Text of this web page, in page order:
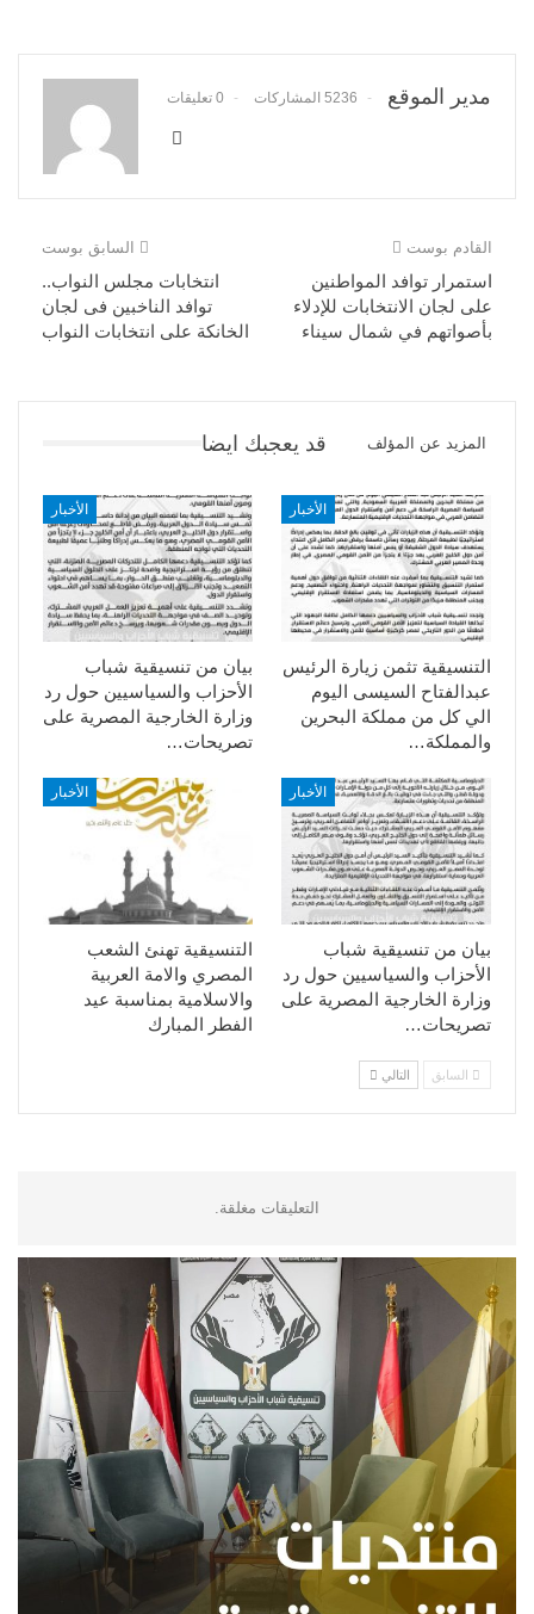
مدير الموقع 5236 المشاركات 0 تعليقات
السابق بوست
انتخابات مجلس النواب..
توافد الناخبين فى لجان
الخانكة على انتخابات النواب
القادم بوست
استمرار توافد المواطنين
على لجان الانتخابات للإدلاء
بأصواتهم في شمال سيناء
قد يعجبك ايضا المزيد عن المؤلف
الأخبار
بيان من تنسيقية شباب
الأحزاب والسياسيين حول رد
وزارة الخارجية المصرية على
تصريحات…
الأخبار
التنسيقية تثمن زيارة الرئيس
عبدالفتاح السيسى اليوم
الي كل من مملكة البحرين
والمملكة…
الأخبار
التنسيقية تهنئ الشعب
المصري والامة العربية
والاسلامية بمناسبة عيد
الفطر المبارك
الأخبار
بيان من تنسيقية شباب
الأحزاب والسياسيين حول رد
وزارة الخارجية المصرية على
تصريحات…
السابق التالي
التعليقات مغلقة.